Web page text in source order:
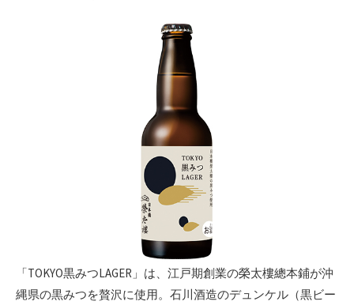
「TOKYO黒みつLAGER」は、江戸期創業の榮太樓總本鋪が沖
縄県の黒みつを贅沢に使用。石川酒造のデュンケル（黒ビー